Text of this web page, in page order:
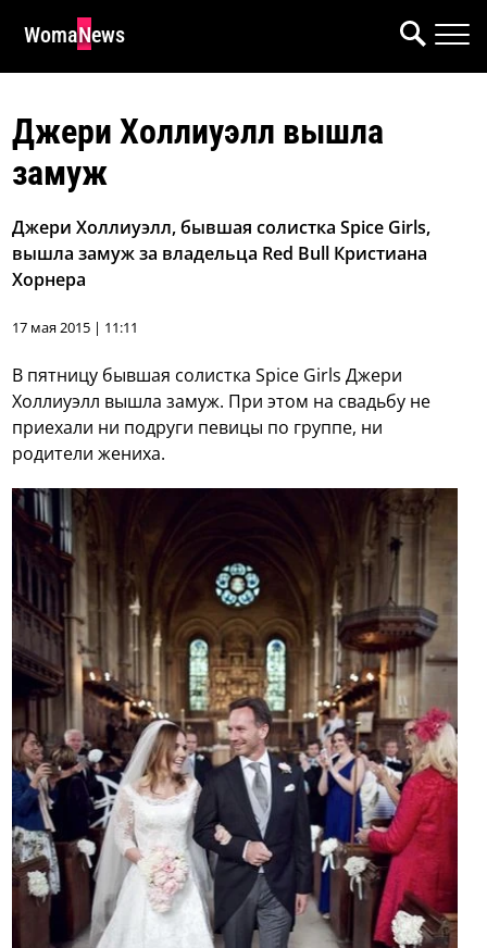
WomaNews
Джери Холлиуэлл вышла
замуж
Джери Холлиуэлл, бывшая солистка Spice Girls,
вышла замуж за владельца Red Bull Кристиана
Хорнера
17 мая 2015 | 11:11
В пятницу бывшая солистка Spice Girls Джери
Холлиуэлл вышла замуж. При этом на свадьбу не
приехали ни подруги певицы по группе, ни
родители жениха.